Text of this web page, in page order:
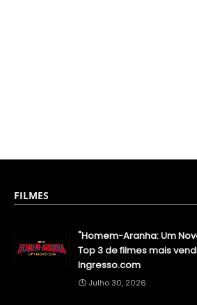
FILMES
"Homem-Aranha: Um
Top 3 de filmes mais
Ingresso.com
Julho 30, 2026